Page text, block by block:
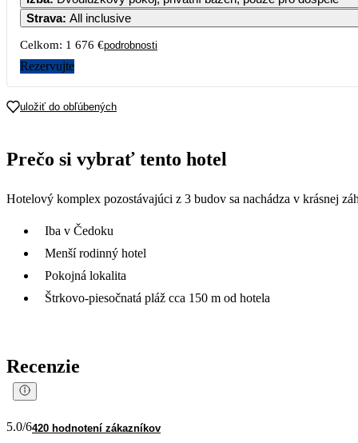
Strava: All inclusive
Celkom: 1 676 €podrobnosti
Rezervujte
uložiť do obľúbených
Prečo si vybrať tento hotel
Hotelový komplex pozostávajúci z 3 budov sa nachádza v krásnej
Iba v Čedoku
Menší rodinný hotel
Pokojná lokalita
Štrkovo-piesočnatá pláž cca 150 m od hotela
Recenzie
5.0/6420 hodnotení zákazníkov